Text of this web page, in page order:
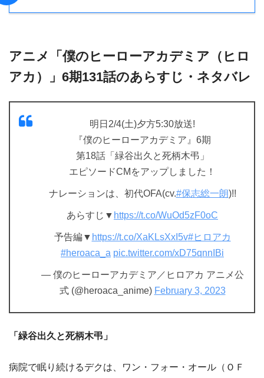
アニメ「僕のヒーローアカデミア（ヒロ
アカ）」6期131話のあらすじ・ネタバレ
明日2/4(土)夕方5:30放送!
『僕のヒーローアカデミア』6期
第18話「緑谷出久と死柄木弔」
エピソードCMをアップしました！
ナレーションは、初代OFA(cv.#保志総一朗)!!
あらすじ▼ https://t.co/WuOd5zF0oC
予告編▼ https://t.co/XaKLsXxI5v#ヒロアカ
#heroaca_a pic.twitter.com/xD75qnnIBi
— 僕のヒーローアカデミア／ヒロアカ アニメ公
式 (@heroaca_anime) February 3, 2023
「緑谷出久と死柄木弔」
病院で眠り続けるデクは、ワン・フォー・オール（ＯＦ